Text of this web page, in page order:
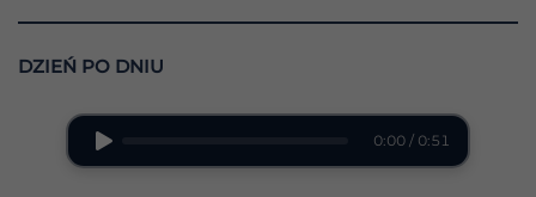
DZIEŃ PO DNIU
0:00 / 0:51